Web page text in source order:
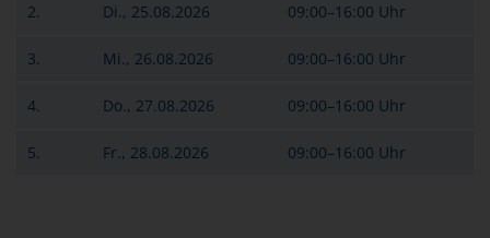
2. Di., 25.08.2026 09:00–16:00 Uhr
3. Mi., 26.08.2026 09:00–16:00 Uhr
4. Do., 27.08.2026 09:00–16:00 Uhr
5. Fr., 28.08.2026 09:00–16:00 Uhr